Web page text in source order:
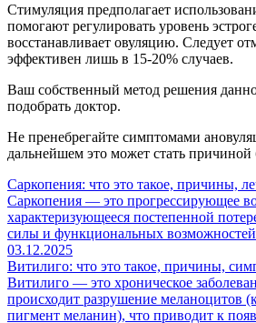
Стимуляция предполагает
помогают регулировать уровень
восстанавливает овуляцию. Следует
эффективен лишь в 15-20% случаев.
Ваш собственный метод решения
подобрать доктор.
Не пренебрегайте симптомами
дальнейшем это может стать причиной
Саркопения: что это такое, причины,
Саркопения — это прогрессирующее
характеризующееся постепенной
силы и функциональных
03.12.2025
Витилиго: что это такое, причины,
Витилиго — это хроническое
происходит разрушение меланоцитов
пигмент меланин), что приводит к